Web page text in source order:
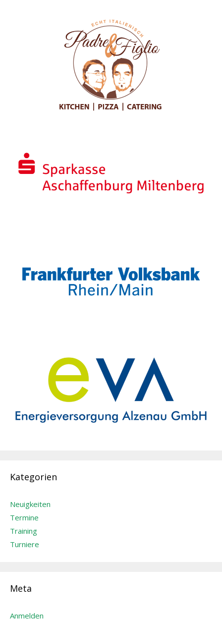
Kategorien
Neuigkeiten
Termine
Training
Turniere
Meta
Anmelden